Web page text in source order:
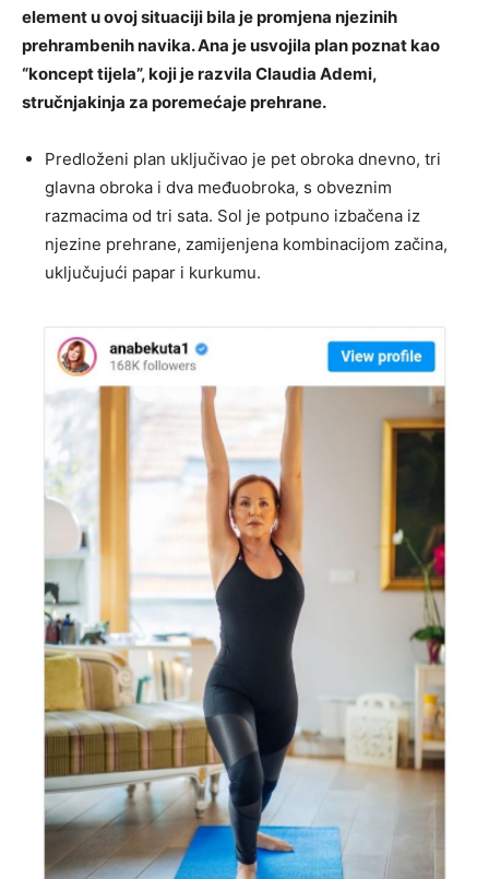
element u ovoj situaciji bila je promjena njezinih
prehrambenih navika. Ana je usvojila plan poznat kao
“koncept tijela”, koji je razvila Claudia Ademi,
stručnjakinja za poremećaje prehrane.
Predloženi plan uključivao je pet obroka dnevno, tri
glavna obroka i dva međuobroka, s obveznim
razmacima od tri sata. Sol je potpuno izbačena iz
njezine prehrane, zamijenjena kombinacijom začina,
uključujući papar i kurkumu.